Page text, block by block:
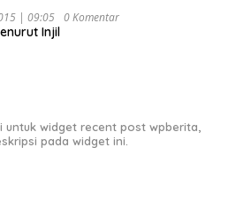
| 09:05 0 Komentar
Injil
untuk widget recent post wpberita,
pada widget ini.